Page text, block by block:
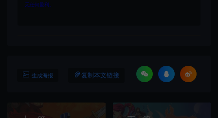
无任何盈利。
生成海报 复制本文链接